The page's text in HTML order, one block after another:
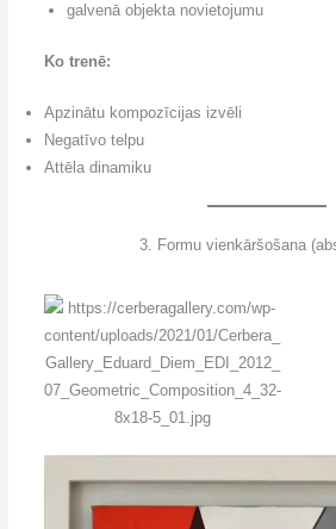
galvenā objekta novietojumu
Ko trenē:
Apzinātu kompozīcijas izvēli
Negatīvo telpu
Attēla dinamiku
3. Formu vienkāršošana